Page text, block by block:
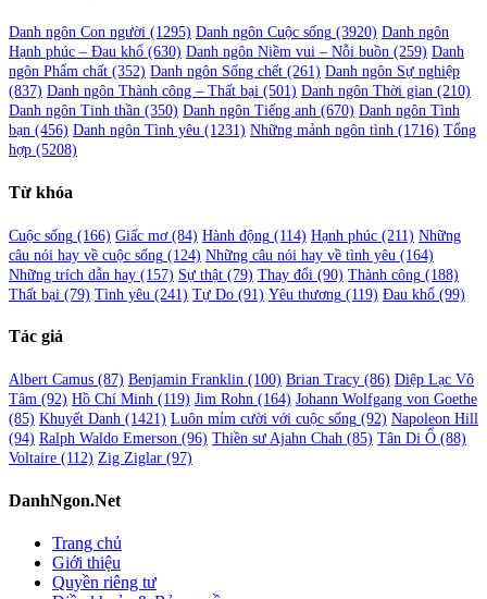
viết
Danh ngôn Con người (1295) Danh ngôn Cuộc sống (3920) Danh ngôn
Hạnh phúc – Đau khổ (630) Danh ngôn Niềm vui – Nỗi buồn (259) Danh
ngôn Phẩm chất (352) Danh ngôn Sống chết (261) Danh ngôn Sự nghiệp
(837) Danh ngôn Thành công – Thất bại (501) Danh ngôn Thời gian (210)
Danh ngôn Tinh thần (350) Danh ngôn Tiếng anh (670) Danh ngôn Tình
bạn (456) Danh ngôn Tình yêu (1231) Những mảnh ngôn tình (1716) Tổng
hợp (5208)
Từ khóa
Cuộc sống (166) Giấc mơ(84) Hành động (114) Hạnh phúc (211) Những
câu nói hay về cuộc sống (124) Những câu nói hay về tình yêu (164)
Những trích dẫn hay (157) Sự thật (79) Thay đổi (90) Thành công (188)
Thất bại (79) Tình yêu (241) Tự Do (91) Yêu thương (119) Đau khổ (99)
Tác giả
Albert Camus (87) Benjamin Franklin (100) Brian Tracy (86) Diệp Lạc Vô
Tâm (92) Hồ Chí Minh (119) Jim Rohn (164) Johann Wolfgang von Goethe
(85) Khuyết Danh (1421) Luôn mỉm cười với cuộc sống (92) Napoleon Hill
(94) Ralph Waldo Emerson (96) Thiền sư Ajahn Chah (85) Tân Di Ổ (88)
Voltaire (112) Zig Ziglar (97)
DanhNgon.Net
Trang chủ
Giới thiệu
Quyền riêng tư